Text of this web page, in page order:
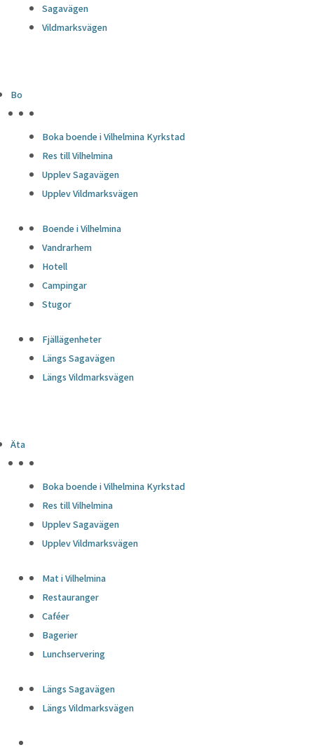
Sagavägen
Vildmarksvägen
Bo
Boka boende i Vilhelmina Kyrkstad
Res till Vilhelmina
Upplev Sagavägen
Upplev Vildmarksvägen
Boende i Vilhelmina
Vandrarhem
Hotell
Campingar
Stugor
Fjällägenheter
Längs Sagavägen
Längs Vildmarksvägen
Äta
Boka boende i Vilhelmina Kyrkstad
Res till Vilhelmina
Upplev Sagavägen
Upplev Vildmarksvägen
Mat i Vilhelmina
Restauranger
Caféer
Bagerier
Lunchservering
Längs Sagavägen
Längs Vildmarksvägen